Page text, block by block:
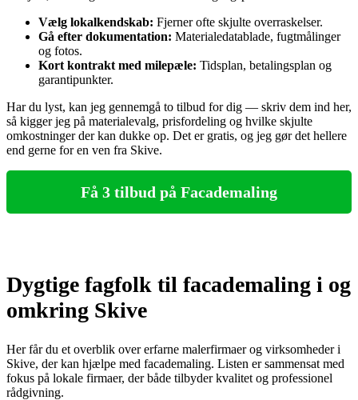
Vælg lokalkendskab: Fjerner ofte skjulte overraskelser.
Gå efter dokumentation: Materialedatablade, fugtmålinger
og fotos.
Kort kontrakt med milepæle: Tidsplan, betalingsplan og
garantipunkter.
Har du lyst, kan jeg gennemgå to tilbud for dig — skriv dem ind her,
så kigger jeg på materialevalg, prisfordeling og hvilke skjulte
omkostninger der kan dukke op. Det er gratis, og jeg gør det hellere
end gerne for en ven fra Skive.
Få 3 tilbud på Facademaling
Dygtige fagfolk til facademaling i og
omkring Skive
Her får du et overblik over erfarne malerfirmaer og virksomheder i
Skive, der kan hjælpe med facademaling. Listen er sammensat med
fokus på lokale firmaer, der både tilbyder kvalitet og professionel
rådgivning.